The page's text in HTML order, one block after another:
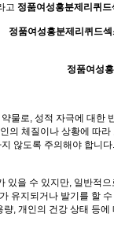
고 정품여성흥분제리퀴드
정품여성흥분제리퀴드
정품여성
물로, 성적 자극에 대한
의 체질이나 상황에 따
않도록 주의해야 합니
있을 수 있지만, 일반적
유지되거나 발기를 할
, 개인의 건강 상태 등